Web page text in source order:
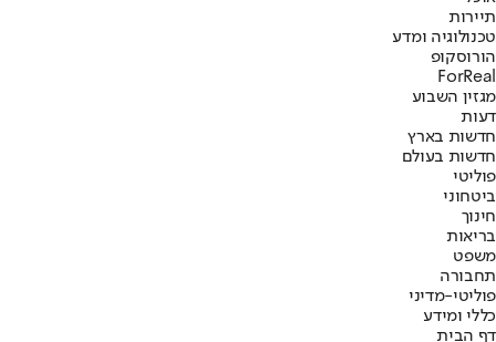
תיירות
טכנולוגיה ומדע
הורוסקופ
ForReal
מגזין השבוע
דעות
חדשות בארץ
חדשות בעולם
פוליטי
ביטחוני
חינוך
בריאות
משפט
תחבורה
פוליטי-מדיני
כללי ומידע
דף הבית